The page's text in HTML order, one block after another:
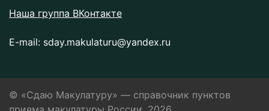
Наша группа ВКонтакте
E-mail: sday.makulaturu@yandex.ru
© «Сдаю Макулатуру» — справочник пунктов